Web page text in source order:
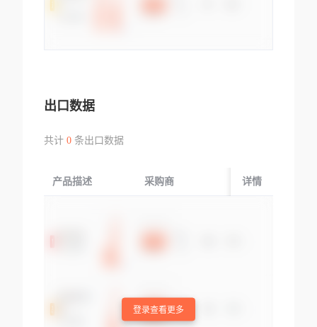
出口数据
共计 0条出口数据
产品描述 采购商 起运国/地区
详情
登录查看更多